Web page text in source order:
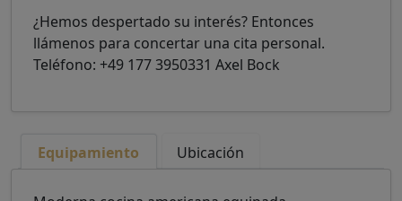
¿Hemos despertado su interés? Entonces
llámenos para concertar una cita personal.
Teléfono: +49 177 3950331 Axel Bock
Equipamiento Ubicación